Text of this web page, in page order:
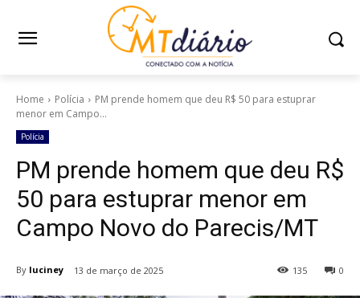
Home Polícia
PM prende homem que deu R$ 50 para estuprar
menor em Campo...
Polícia
PM prende homem que deu R$
50 para estuprar menor em
Campo Novo do Parecis/MT
By luciney 13 de março de 2025 0
135